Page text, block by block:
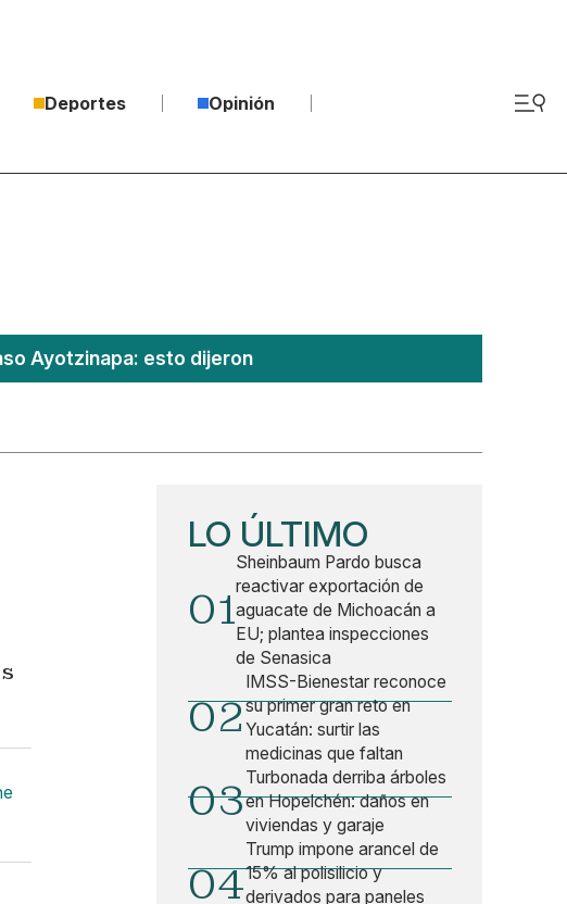
Deportes Opinión
Ayotzinapa: esto dijeron
LO ÚLTIMO
01
Sheinbaum Pardo busca
reactivar exportación de
aguacate de Michoacán a
EU; plantea inspecciones
de Senasica
02
IMSS-Bienestar reconoce
su primer gran reto en
Yucatán: surtir las
medicinas que faltan
03Turbonada derriba árboles
en Hopelchén: daños en
viviendas y garaje
04
Trump impone arancel de
15% al polisilicio y
derivados para paneles